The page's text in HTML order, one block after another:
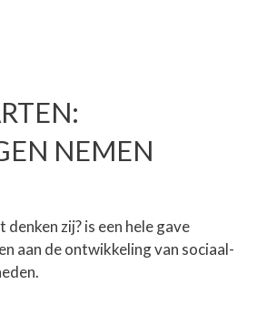
NEMEN
zij? is een hele gave
aan de ontwikkeling van sociaal-